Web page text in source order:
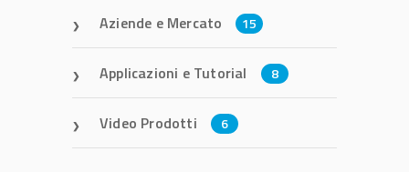
Aziende e Mercato 15
Applicazioni e Tutorial 8
Video Prodotti 6